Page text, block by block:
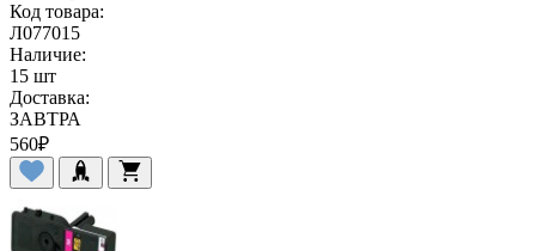
Код товара:
Л077015
Наличие:
15 шт
Доставка:
ЗАВТРА
560₽